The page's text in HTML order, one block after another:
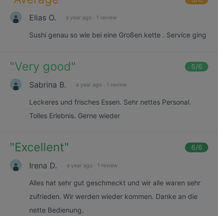
Elias O. a year ago · 1 review
Sushi genau so wie bei eine Großen kette . Service ging
"Very good" 5/6
Sabrina B. a year ago · 1 review
Leckeres und frisches Essen. Sehr nettes Personal.
Tolles Erlebnis. Gerne wieder
"Excellent" 6/6
Irena D. a year ago · 1 review
Alles hat sehr gut geschmeckt und wir alle waren sehr
zufrieden. Wir werden wieder kommen. Danke an die
nette Bedienung.